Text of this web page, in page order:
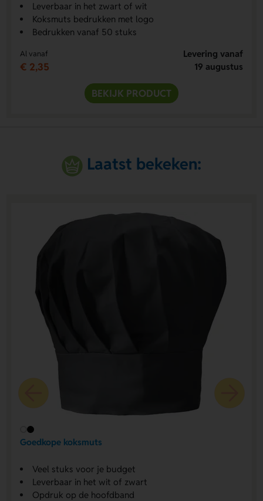
Leverbaar in het zwart of wit
Koksmuts bedrukken met logo
Bedrukken vanaf 50 stuks
Al vanaf
€ 2,35
Levering vanaf
19 augustus
BEKIJK PRODUCT
Laatst bekeken:
Goedkope koksmuts
Veel stuks voor je budget
Leverbaar in het wit of zwart
Opdruk op de hoofdband